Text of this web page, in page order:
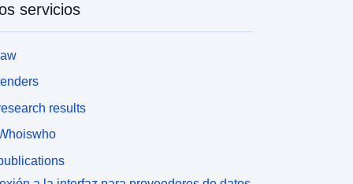
por esta clase de objetos, sino por otra
«zonas de peligro cero o
Estas son las áreas en las que el
incluidas en la clase de objetos y no tienen
ser representadas como zonas de peligro. Sin
reglamentaria puede clasificar ciertas
no expuestas a peligro como zonas de
servicios
results